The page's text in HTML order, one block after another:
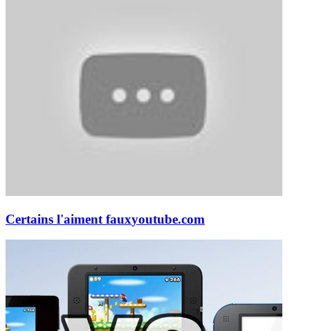
Certains l'aiment fauxyoutube.com